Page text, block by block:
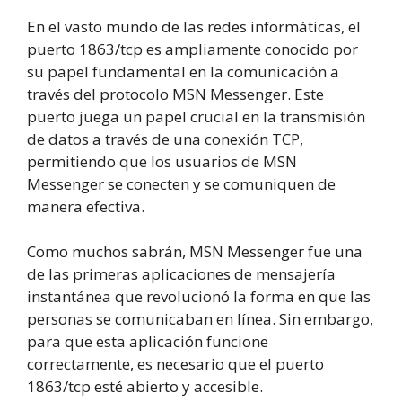
En el vasto mundo de las redes informáticas, el
puerto 1863/tcp es ampliamente conocido por
su papel fundamental en la comunicación a
través del protocolo MSN Messenger. Este
puerto juega un papel crucial en la transmisión
de datos a través de una conexión TCP,
permitiendo que los usuarios de MSN
Messenger se conecten y se comuniquen de
manera efectiva.
Como muchos sabrán, MSN Messenger fue una
de las primeras aplicaciones de mensajería
instantánea que revolucionó la forma en que las
personas se comunicaban en línea. Sin embargo,
para que esta aplicación funcione
correctamente, es necesario que el puerto
1863/tcp esté abierto y accesible.